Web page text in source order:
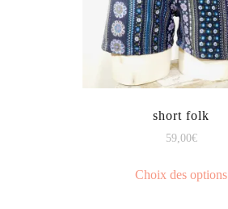
short folk
59,00€
Choix des options